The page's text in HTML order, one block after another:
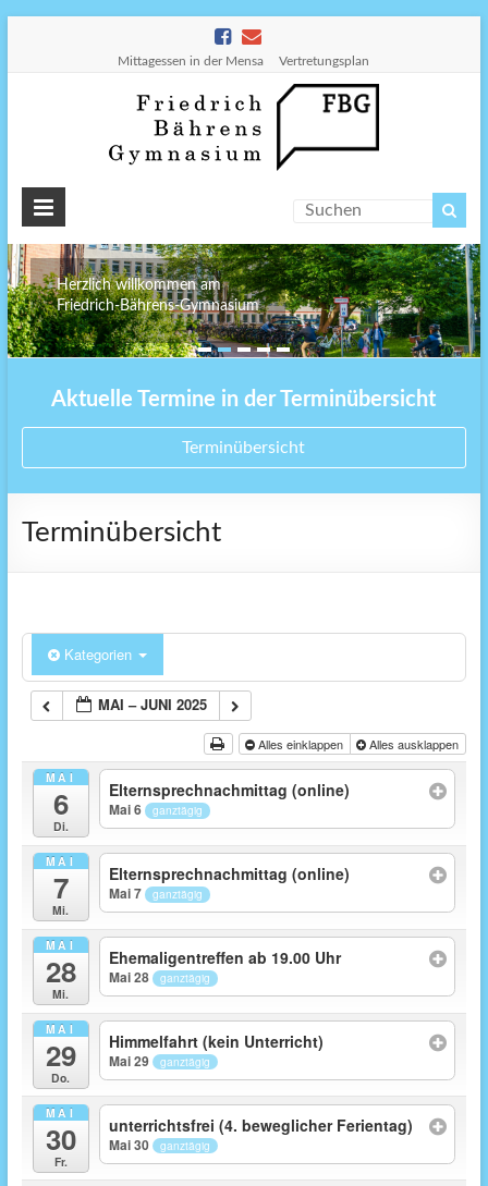
Mittagessen in der Mensa Vertretungsplan
Herzlich willkommen am
Friedrich-Bährens-Gymnasium
Aktuelle Termine in der Terminübersicht
Terminübersicht
Terminübersicht
Kategorien
MAI – JUNI 2025
Alles einklappen Alles ausklappen
MAI
6
Di.
Elternsprechnachmittag (online)
Mai 6 ganztägig
MAI
7
Mi.
Elternsprechnachmittag (online)
Mai 7 ganztägig
MAI
28
Mi.
Ehemaligentreffen ab 19.00 Uhr
Mai 28 ganztägig
MAI
29
Do.
Himmelfahrt (kein Unterricht)
Mai 29 ganztägig
MAI
30
Fr.
unterrichtsfrei (4. beweglicher Ferientag)
Mai 30 ganztägig